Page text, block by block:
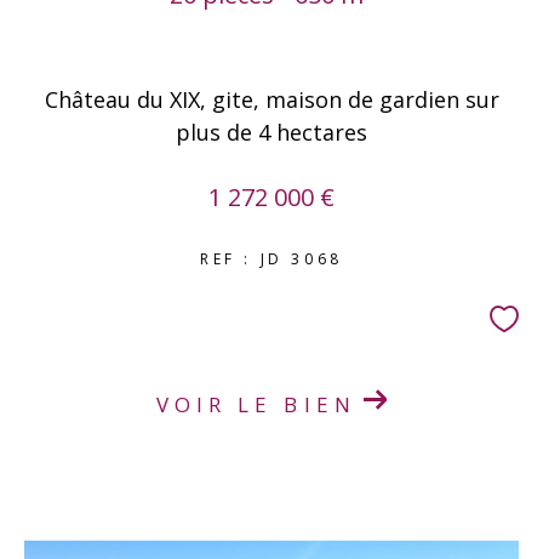
Château du XIX, gite, maison de gardien sur
plus de 4 hectares
1 272 000 €
REF : JD 3068
VOIR LE BIEN